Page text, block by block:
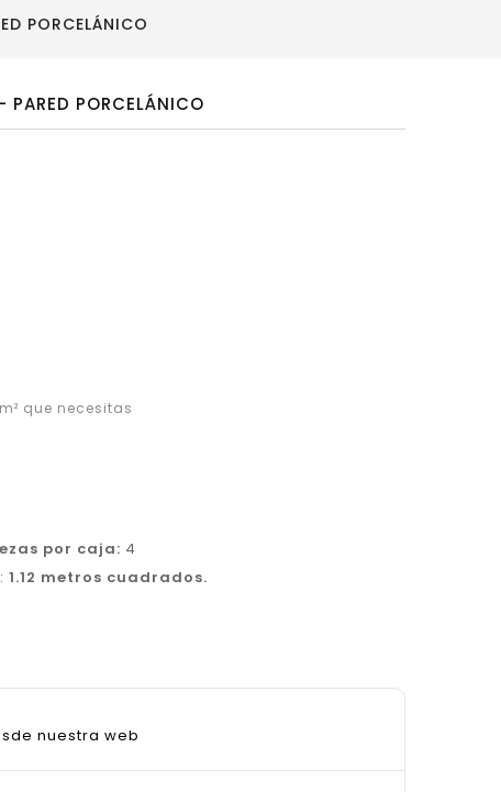
PORCELÁNICO
PORCELÁNICO
que necesitas
por caja: 4
1.12 metros cuadrados.
nuestra web